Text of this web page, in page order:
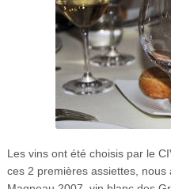
Les vins ont été choisis par le
ces 2 premières assiettes, nous